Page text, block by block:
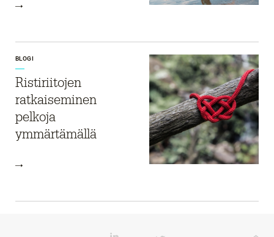
BLOGI
Ristiriitojen
ratkaiseminen
pelkoja
ymmärtämällä